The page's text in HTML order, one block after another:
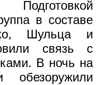
в составе
Шульца и
связь с
В ночь на
обезоружили